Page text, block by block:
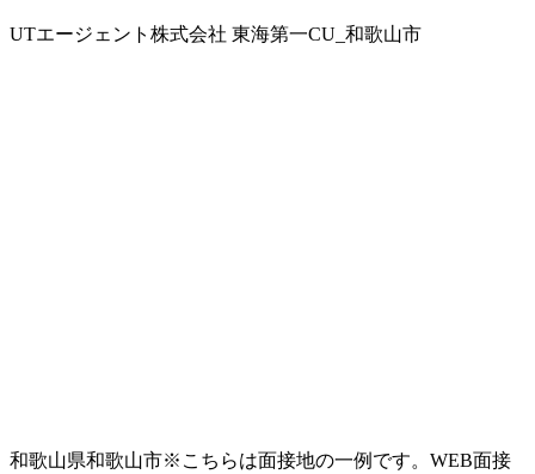
UTエージェント株式会社 東海第一CU_和歌山市
和歌山県和歌山市※こちらは面接地の一例です。WEB面接